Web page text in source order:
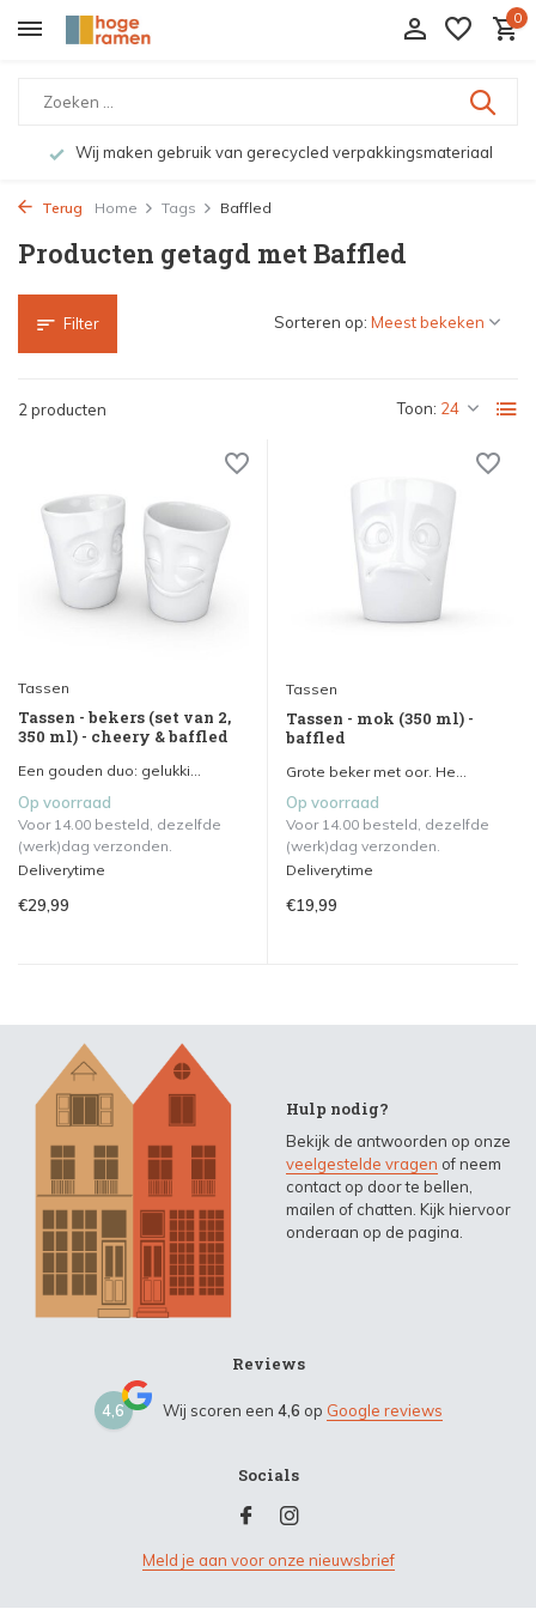
0
Wij maken gebruik van gerecycled verpakkingsmateriaal
Terug Home Tags Baffled
Producten getagd met Baffled
Filter
2 producten Toon:
Sorteren op:
Tassen
Tassen - bekers (set van 2,
350 ml) - cheery & baffled
Een gouden duo: gelukki...
Op voorraad
Voor 14.00 besteld, dezelfde
(werk)dag verzonden.
Deliverytime
€29,99
Tassen
Tassen - mok (350 ml) -
baffled
Grote beker met oor. He...
Op voorraad
Voor 14.00 besteld, dezelfde
(werk)dag verzonden.
Deliverytime
€19,99
Hulp nodig?
Bekijk de antwoorden op onze
veelgestelde vragen of neem
contact op door te bellen,
mailen of chatten. Kijk hiervoor
onderaan op de pagina.
Reviews
4,6 Wij scoren een 4,6 op Google reviews
Socials
Meld je aan voor onze nieuwsbrief